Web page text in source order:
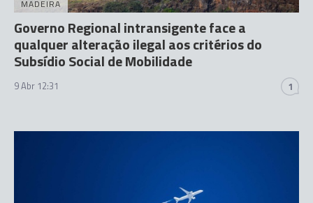
MADEIRA
Governo Regional intransigente face a
qualquer alteração ilegal aos critérios do
Subsídio Social de Mobilidade
9 Abr 12:31 1